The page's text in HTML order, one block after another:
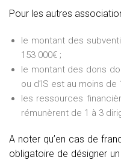
Pour les autres
le montant des
153 000€ ;
le montant des dons
ou d’IS est au moins de
les ressources
rémunèrent de 1 à 3
A noter qu’en cas de
obligatoire de désigner